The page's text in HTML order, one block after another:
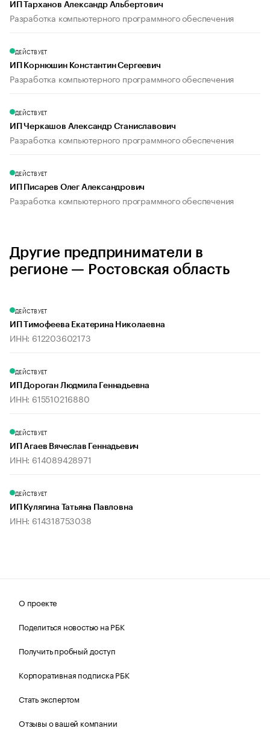
ИП Тарханов Александр Альбертович
Разработка компьютерного программного обеспечения
ДЕЙСТВУЕТ
ИП Корнюшин Константин Сергеевич
Разработка компьютерного программного обеспечения
ДЕЙСТВУЕТ
ИП Черкашов Александр Станиславович
Разработка компьютерного программного обеспечения
ДЕЙСТВУЕТ
ИП Писарев Олег Александрович
Разработка компьютерного программного обеспечения
Другие предприниматели в
регионе — Ростовская область
ДЕЙСТВУЕТ
ИП Тимофеева Екатерина Николаевна
ИНН: 612203602173
ДЕЙСТВУЕТ
ИП Дороган Людмила Геннадьевна
ИНН: 615510216880
ДЕЙСТВУЕТ
ИП Агаев Вячеслав Геннадьевич
ИНН: 614089428971
ДЕЙСТВУЕТ
ИП Кулягина Татьяна Павловна
ИНН: 614318753038
О проекте
Поделиться новостью на РБК
Получить пробный доступ
Корпоративная подписка РБК
Стать экспертом
Отзывы о вашей компании